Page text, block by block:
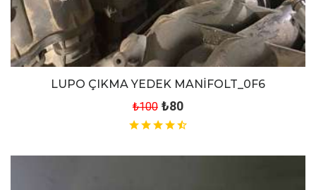
LUPO ÇIKMA YEDEK MANİFOLT_0F6
₺100 ₺80